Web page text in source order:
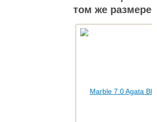
том же размере